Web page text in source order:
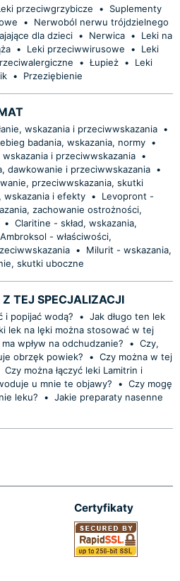
przeciwgrzybicze •
Suplementy
•
Nerwoból nerwu trójdzielnego
dla dzieci • Nerwica •
Leki na
• Leki przeciwwirusowe •
Leki
• Łupież •
Leki
• Przeziębienie
wskazania i przeciwwskazania •
badania, wskazania, normy •
i przeciwwskazania •
dawkowanie i przeciwwskazania •
przeciwwskazania, skutki
wskazania i efekty •
Levopront -
zachowanie ostrożności,
• Claritine - skład, wskazania,
Ambroksol - właściwości,
•
Milurit - wskazania,
skutki uboczne
TEJ SPECJALIZACJI
i popijać wodą? • Jak długo ten lek
lek na lęki można stosować w tej
wpływ na odchudzanie? • Czy,
obrzęk powiek?
• Czy można w tej
Czy można łączyć leki Lamitrin i
u mnie te objawy? • Czy mogę
leku?
• Jakie preparaty nasenne
Certyfikaty